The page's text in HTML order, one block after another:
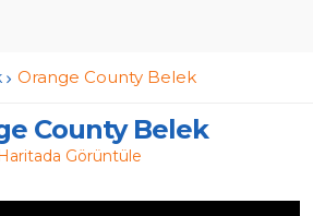
Orange County Belek
County Belek
Haritada Görüntüle